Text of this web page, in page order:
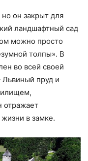
он закрыт для
ландшафтный сад
можно просто
толпы». В
во всей своей
Львиный пруд и
отражает
в замке.